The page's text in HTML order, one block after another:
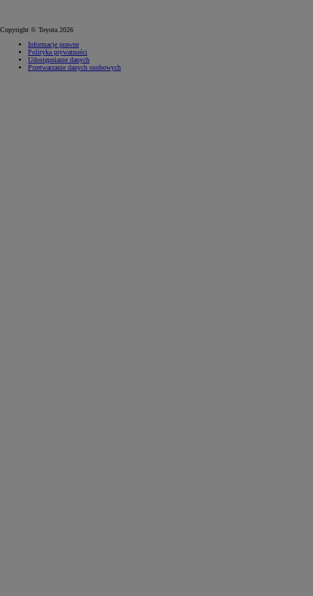
Copyright © Toyota 2026
Informacje prawne
Polityka prywatności
Udostępnianie danych
Przetwarzanie danych osobowych